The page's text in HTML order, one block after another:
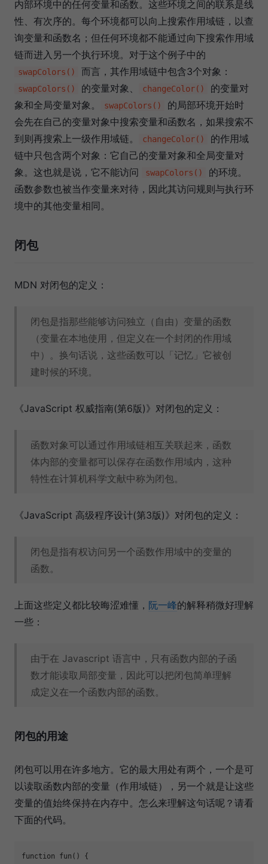
内部环境中的任何变量和函数。这些环境之间的联系是线
性、有次序的。每个环境都可以向上搜索作用域链，以查
询变量和函数名；但任何环境都不能通过向下搜索作用域
链而进入另一个执行环境。对于这个例子中的
swapColors() 而言，其作用域链中包含3个对象：
swapColors() 的变量对象、 changeColor()
的变量对
象和全局变量对象。
swapColors()
的局部环境开始时
会先在自己的变量对象中搜索变量和函数名，如果搜索不
到则再搜索上一级作用域链。
changeColor()
的作用域
链中只包含两个对象：它自己的变量对象和全局变量对
象。这也就是说，它不能访问
swapColors()
的环境。
函数参数也被当作变量来对待，因此其访问规则与执行环
境中的其他变量相同。
闭包
MDN 对闭包的定义：
闭包是指那些能够访问独立（自由）变量的函数
（变量在本地使用，但定义在一个封闭的作用域
中）。换句话说，这些函数可以「记忆」它被创
建时候的环境。
《JavaScript 权威指南(第6版)》对闭包的定义：
函数对象可以通过作用域链相互关联起来，函数
体内部的变量都可以保存在函数作用域内，这种
特性在计算机科学文献中称为闭包。
《JavaScript 高级程序设计(第3版)》对闭包的定义：
闭包是指有权访问另一个函数作用域中的变量的
函数。
上面这些定义都比较晦涩难懂， 阮一峰的解释稍微好理解
一些：
由于在 Javascript 语言中，只有函数内部的子函
数才能读取局部变量，因此可以把闭包简单理解
成定义在一个函数内部的函数。
闭包的用途
闭包可以用在许多地方。它的最大用处有两个，一个是可
以读取函数内部的变量（作用域链），另一个就是让这些
变量的值始终保持在内存中。怎么来理解这句话呢？请看
下面的代码。
function fun ( ) {